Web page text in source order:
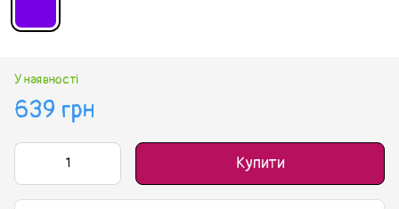
У наявності
639 грн
Купити